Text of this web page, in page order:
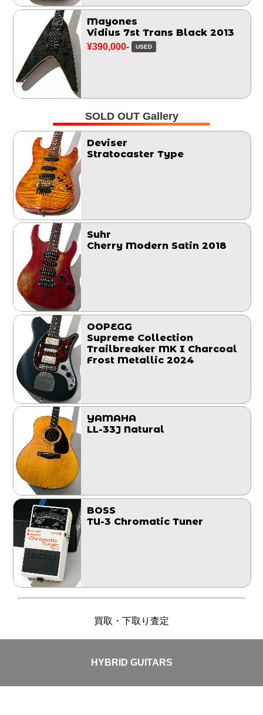
Mayones
Vidius 7st Trans Black 2013
¥390,000- USED
SOLD OUT Gallery
Deviser
Stratocaster Type
Suhr
Cherry Modern Satin 2018
OOPEGG
Supreme Collection
Trailbreaker MK I Charcoal
Frost Metallic 2024
YAMAHA
LL-33J Natural
BOSS
TU-3 Chromatic Tuner
買取・下取り査定
HYBRID GUITARS